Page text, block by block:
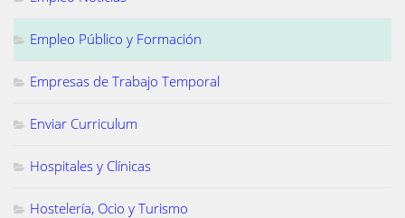
Empleo Público y Formación
Empresas de Trabajo Temporal
Enviar Curriculum
Hospitales y Clínicas
Hostelería, Ocio y Turismo